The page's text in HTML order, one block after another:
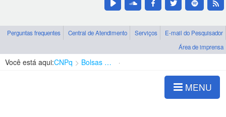
Perguntas frequentes Central de Atendimento Serviços
E-mail do Pesquisador
Área de imprensa
Você está aqui:CNPq Bolsas e Auxílios Vigentes
MENU